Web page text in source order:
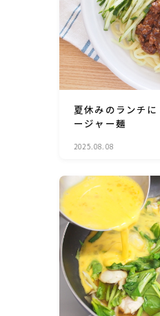
夏休みのランチ
ージャー麺
2025.08.08